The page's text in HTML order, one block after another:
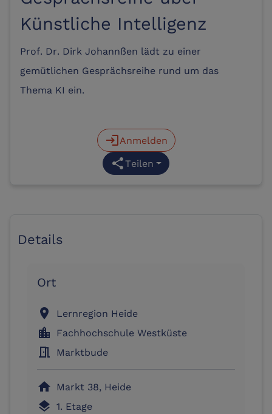
Künstliche Intelligenz
Prof. Dr. Dirk Johannßen lädt zu einer
gemütlichen Gesprächsreihe rund um das
Thema KI ein.
loginAnmelden
shareTeilen
Details
Ort
location_on Lernregion Heide
location_city Fachhochschule Westküste
meeting_room Marktbude
home Markt 38, Heide
layers 1. Etage